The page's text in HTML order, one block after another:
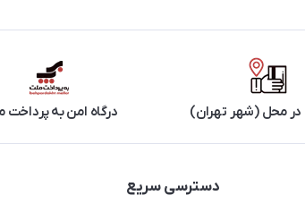
در محل (شهر تهران) درگاه امن به پرداخت
دسترسی سریع